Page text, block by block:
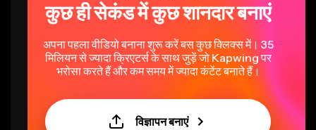
कुछ ही सेकंड में कुछ शानदार बनाएं
अपना पहला वीडियो बनाना शुरू करें बस कुछ क्लिक्स में। 35
मिलियन से ज्यादा क्रिएटर्स के साथ जुड़ें जो Kapwing पर
भरोसा करते हैं और कम समय में ज्यादा कंटेंट बनाते हैं।
विज्ञापन बनाएं